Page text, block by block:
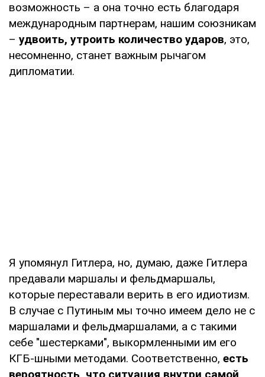
возможность – а она точно есть благодаря
международным партнерам, нашим союзникам
– удвоить, утроить количество ударов, это,
несомненно, станет важным рычагом
дипломатии.
Я упомянул Гитлера, но, думаю, даже Гитлера
предавали маршалы и фельдмаршалы,
которые переставали верить в его идиотизм.
В случае с Путиным мы точно имеем дело не с
маршалами и фельдмаршалами, а с такими
себе "шестерками", выкормленными им его
КГБ-шными методами. Соответственно, есть